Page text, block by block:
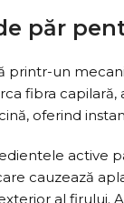
păr
un
fibra
oferind
active
cauzează
al